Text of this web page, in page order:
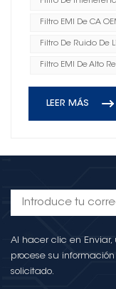
Filtro EMI De CA
Filtro De Ruido De
Filtro EMI De Alto
LEER MÁS
Al hacer clic en
procese su
solicitado.